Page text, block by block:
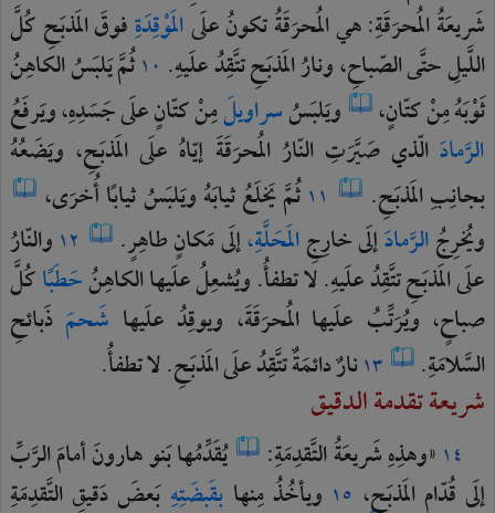
شَريعَةُالمُحرَقَةِ:هيالمُحرَقَةُتكونُعلَىالمَوْقِدَةِفوقَالمَذبَحِكُلَّ
اللَّيلِحتَّىالصّباحِ،ونارُالمَذبَحِتتَّقِدُعلَيهِ. ١٠ثُمَّيَلبَسُالكاهِنُ
ثَوْبَهُمِنْكتّانٍ، ويَلبَسُسراويلَمِنْكتّانٍعلَىجَسَدِهِ،ويَرفَعُ
الرَّمادَالّذيصَيَّرَتِالنّارُالمُحرَقَةَ إيّاهُ علَى المَذبَحِ، ويَضَعُهُ
بجانِبِالمَذبَحِ. ١١ ثُمَّيَخلَعُثيابَهُويَلبَسُثيابًاأُخرَى،
ويُخرِجُالرَّمادَإلَىخارِجِالمَحَلَّةِ،إلَىمَكانٍطاهِرٍ. ١٢ والنّارُ
علَىالمَذبَحِتتَّقِدُعلَيهِ.لاتطفأُ.ويُشعِلُعلَيهاالكاهِنُحَطَبًاكُلَّ
صباحٍ، ويُرَتِّبُ علَيهاالمُحرَقَةَ، ويوقِدُ علَيها شَحمَ ذَبائحِ
السَّلامَةِ.
١٣نارٌدائمَةٌتتَّقِدُعلَىالمَذبَحِ.لاتطفأُ.
شريعة تقدمة الدقيق
١٤ «وهذِهِشَريعَةُالتَّقدِمَةِ: يُقَدِّمُهابَنوهارونَأمامَالرَّبِّ
إلَىقُدّامِالمَذبَحِ، ١٥ ويأخُذُمِنها بقَبضَتِهِبَعضَدَقيقِالتَّقدِمَةِ